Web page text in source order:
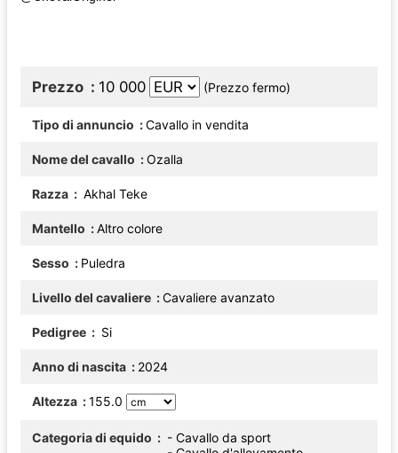
Prezzo 10 000 (Prezzo fermo)
Tipo di annuncio Cavallo in vendita
Nome del cavallo Ozalla
Razza Akhal Teke
Mantello Altro colore
Sesso Puledra
Livello del cavaliere Cavaliere avanzato
Pedigree Si
Anno di nascita 2024
Altezza 155.0
Categoria di equido
- Cavallo da sport